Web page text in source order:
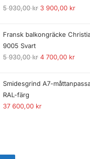
5 930,00kr 3 900,00 kr
Fransk balkongräcke
9005 Svart
5 930,00kr 4 700,00 kr
Smidesgrind A7-
RAL-färg
37 600,00 kr